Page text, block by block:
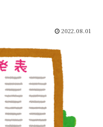
2022.08.01